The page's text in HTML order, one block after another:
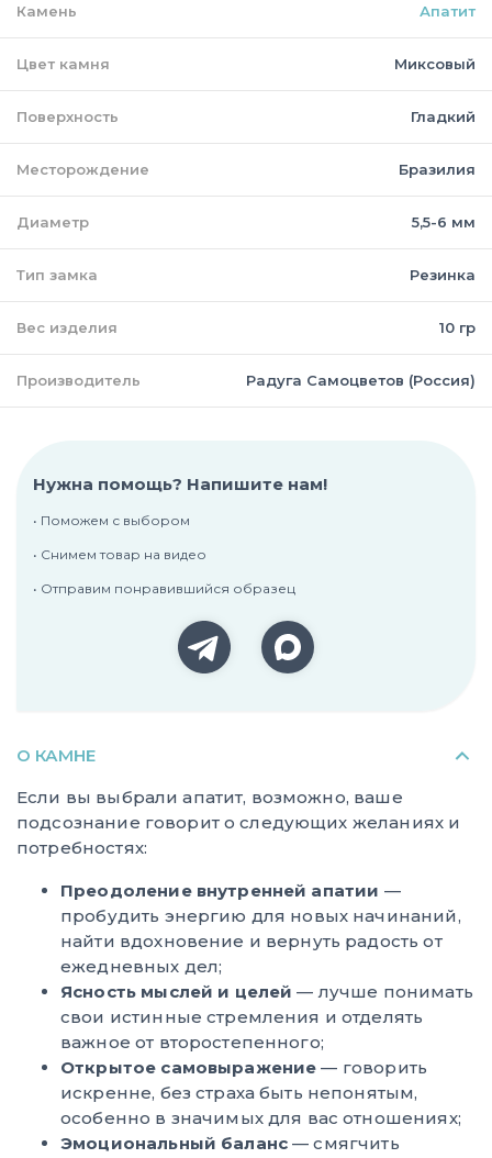
Камень Апатит
Цвет камня Миксовый
Поверхность Гладкий
Месторождение Бразилия
Диаметр 5,5-6 мм
Тип замка Резинка
Вес изделия 10 гр
Производитель Радуга Самоцветов (Россия)
Нужна помощь? Напишите нам!
• Поможем с выбором
• Снимем товар на видео
• Отправим понравившийся образец
О КАМНЕ
Если вы выбрали апатит, возможно, ваше
подсознание говорит о следующих желаниях и
потребностях:
Преодоление внутренней апатии —
пробудить энергию для новых начинаний,
найти вдохновение и вернуть радость от
ежедневных дел;
Ясность мыслей и целей — лучше понимать
свои истинные стремления и отделять
важное от второстепенного;
Открытое самовыражение — говорить
искренне, без страха быть непонятым,
особенно в значимых для вас отношениях;
Эмоциональный баланс — смягчить